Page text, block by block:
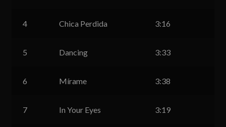
4 Chica Perdida 3:16
5 Dancing 3:33
6 Mírame 3:38
7 In Your Eyes 3:19